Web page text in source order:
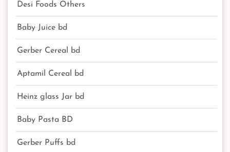
Desi Foods Others
Baby Juice bd
Gerber Cereal bd
Aptamil Cereal bd
Heinz glass Jar bd
Baby Pasta BD
Gerber Puffs bd